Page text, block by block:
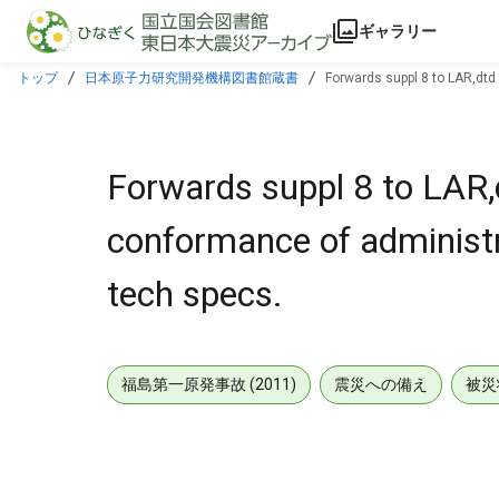
本文に飛ぶ
ギャラリー
トップ 日本原子力研究開発機構図書館蔵書 Forwards suppl 8 to
Forwards suppl 8 to
conformance of
tech specs.
福島第一原発事故 (2011) 震災への備え 被災